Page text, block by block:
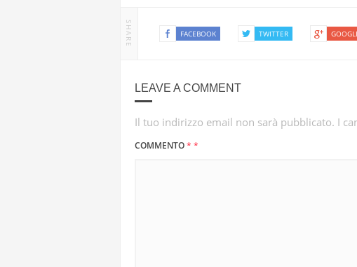
SHARE FACEBOOK TWITTER
LEAVE A COMMENT
Il tuo indirizzo email non sarà pubblicato. I
COMMENTO* *